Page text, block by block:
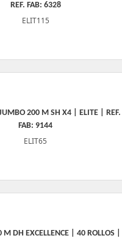
REF. FAB: 6328
ELIT115
200 M SH X4 | ELITE | REF.
FAB: 9144
ELIT65
M DH EXCELLENCE | 40 ROLLOS |